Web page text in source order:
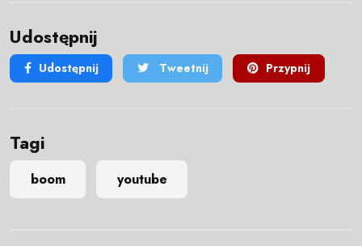
Udostępnij
Udostępnij Tweetnij Przypnij
Tagi
boom youtube